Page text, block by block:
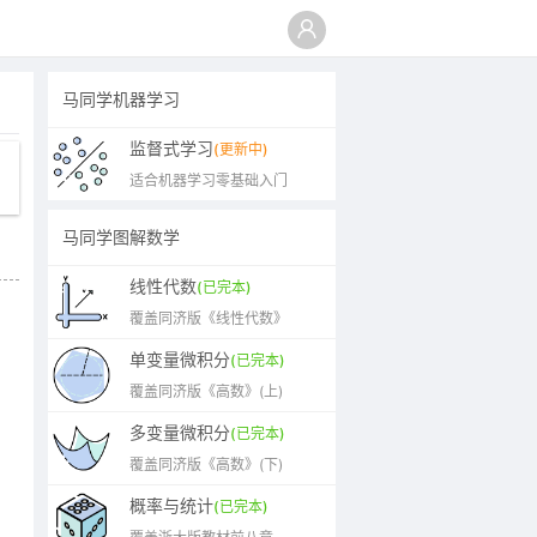
马同学机器学习
监督式学习(更新中)
适合机器学习零基础入门
马同学图解数学
线性代数(已完本)
覆盖同济版《线性代数》
单变量微积分(已完本)
覆盖同济版《高数》(上)
多变量微积分(已完本)
覆盖同济版《高数》(下)
概率与统计(已完本)